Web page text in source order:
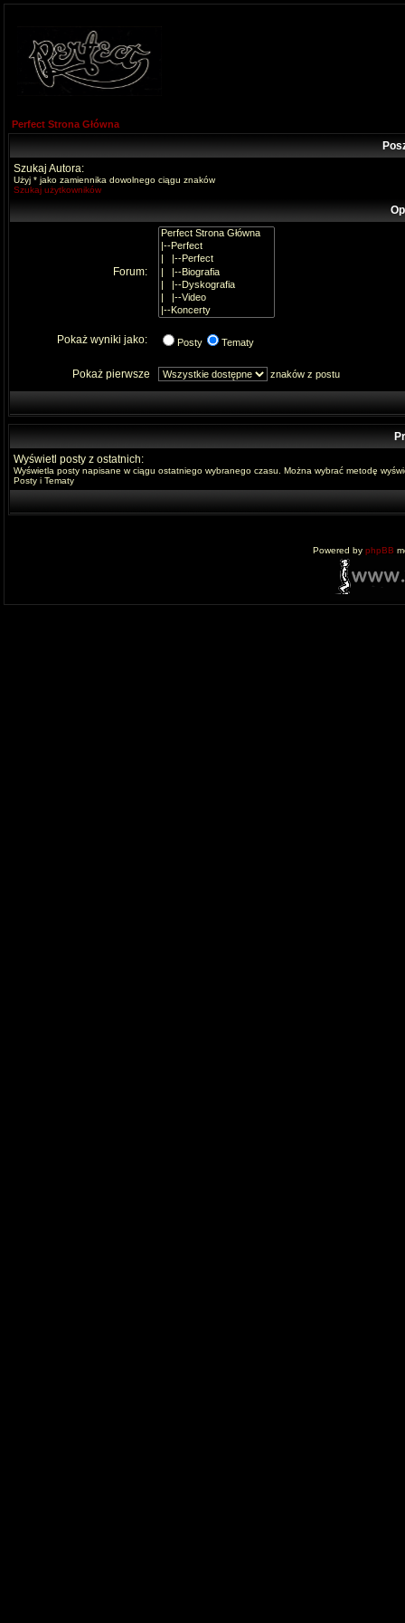
Perfect Strona Główna
Szukaj Autora:
Użyj * jako zamiennika dowolnego ciągu znaków
Szukaj użytkowników
Forum:
Pokaż wyniki jako: Posty Tematy
Pokaż pierwsze znaków z postu
Wyświetl posty z ostatnich:
Wyświetla posty napisane w ciągu ostatniego wybranego czasu. Można wybrać metodę
Posty i Tematy
Powered by phpBB